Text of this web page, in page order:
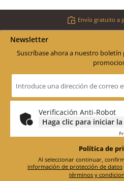
Envío gratuito a
Newsletter
Suscríbase ahora a nuestro
de
correo
electrónico
Verificación Anti-Robot
Haga clic para iniciar la
Política de
información de protección de datos
términos y